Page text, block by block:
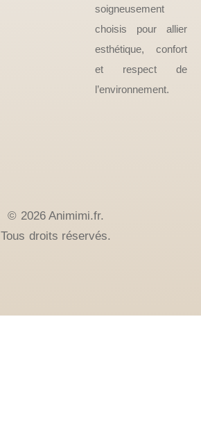
soigneusement
choisis pour allier
esthétique, confort
et respect de
l’environnement.
© 2026 Animimi.fr.
Tous droits réservés.